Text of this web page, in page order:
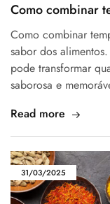
Como combinar
Como combinar
sabor dos
pode transformar
saborosa e
Read more
31/03/2025